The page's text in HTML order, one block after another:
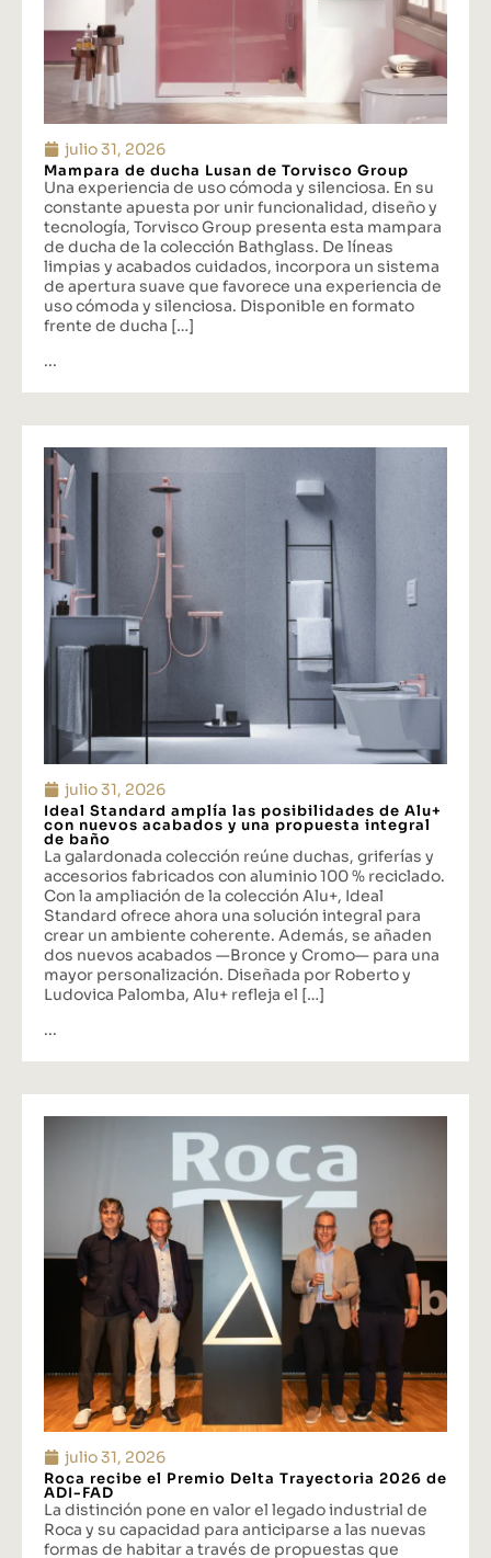
julio 31, 2026
Mampara de ducha Lusan de Torvisco Group
Una experiencia de uso cómoda y silenciosa. En su
constante apuesta por unir funcionalidad, diseño y
tecnología, Torvisco Group presenta esta mampara
de ducha de la colección Bathglass. De líneas
limpias y acabados cuidados, incorpora un sistema
de apertura suave que favorece una experiencia de
uso cómoda y silenciosa. Disponible en formato
frente de ducha […]
...
julio 31, 2026
Ideal Standard amplía las posibilidades de Alu+
con nuevos acabados y una propuesta integral
de baño
La galardonada colección reúne duchas, griferías y
accesorios fabricados con aluminio 100 % reciclado.
Con la ampliación de la colección Alu+, Ideal
Standard ofrece ahora una solución integral para
crear un ambiente coherente. Además, se añaden
dos nuevos acabados —Bronce y Cromo— para una
mayor personalización. Diseñada por Roberto y
Ludovica Palomba, Alu+ refleja el […]
...
julio 31, 2026
Roca recibe el Premio Delta Trayectoria 2026 de
ADI-FAD
La distinción pone en valor el legado industrial de
Roca y su capacidad para anticiparse a las nuevas
formas de habitar a través de propuestas que